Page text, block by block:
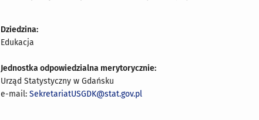
Dziedzina:
Edukacja
Jednostka odpowiedzialna merytorycznie:
Urząd Statystyczny w Gdańsku
e-mail:SekretariatUSGDK@stat.gov.pl